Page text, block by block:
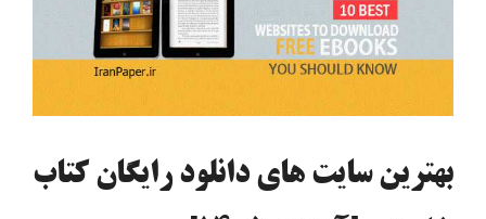
بهترین سایت های دانلود رایگان کتاب